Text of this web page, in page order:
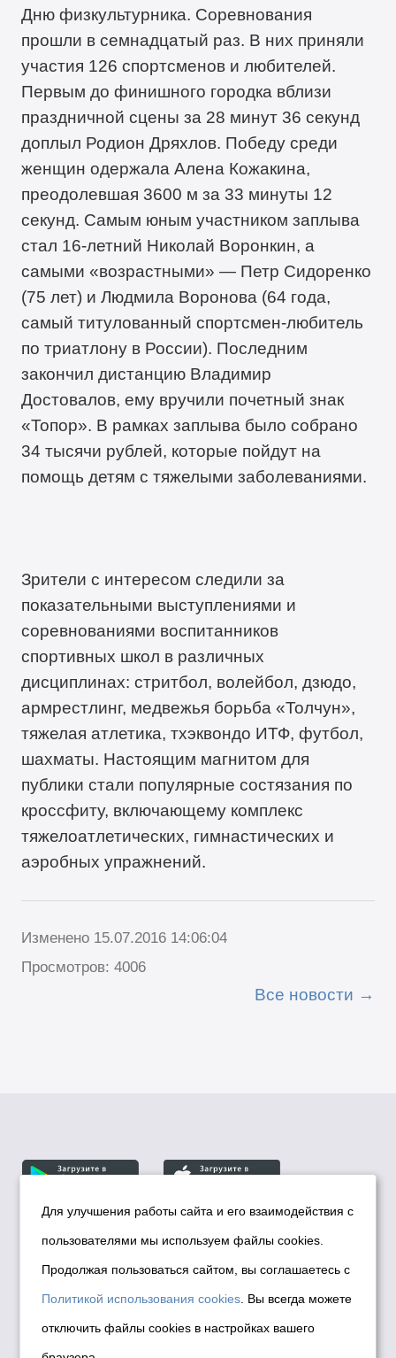
Дню физкультурника. Соревнования
прошли в семнадцатый раз. В них приняли
участия 126 спортсменов и любителей.
Первым до финишного городка вблизи
праздничной сцены за 28 минут 36 секунд
доплыл Родион Дряхлов. Победу среди
женщин одержала Алена Кожакина,
преодолевшая 3600 м за 33 минуты 12
секунд. Самым юным участником заплыва
стал 16-летний Николай Воронкин, а
самыми «возрастными» — Петр Сидоренко
(75 лет) и Людмила Воронова (64 года,
самый титулованный спортсмен-любитель
по триатлону в России). Последним
закончил дистанцию Владимир
Достовалов, ему вручили почетный знак
«Топор». В рамках заплыва было собрано
34 тысячи рублей, которые пойдут на
помощь детям с тяжелыми заболеваниями.
Зрители с интересом следили за
показательными выступлениями и
соревнованиями воспитанников
спортивных школ в различных
дисциплинах: стритбол, волейбол, дзюдо,
армрестлинг, медвежья борьба «Толчун»,
тяжелая атлетика, тхэквондо ИТФ, футбол,
шахматы. Настоящим магнитом для
публики стали популярные состязания по
кроссфиту, включающему комплекс
тяжелоатлетических, гимнастических и
аэробных упражнений.
Изменено 15.07.2016 14:06:04
Просмотров: 4006
Все новости
© Департамент информационной политики мэрии
города Новосибирска, 2026
Политика использования Cookies
Политика по обработке персональных
данных в информационных системах
Для улучшения работы сайта и его взаимодействия с
пользователями мы используем файлы cookies.
Продолжая пользоваться сайтом, вы соглашаетесь с
Политикой использования cookies . Вы всегда можете
отключить файлы cookies в настройках вашего